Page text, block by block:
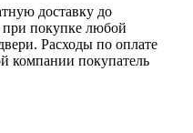
доставку до
покупке любой
Расходы по оплате
компании покупатель